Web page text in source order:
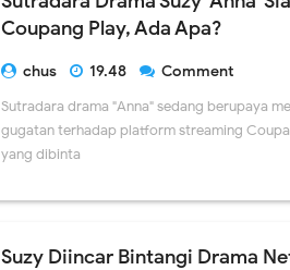
Coupang Play, Ada Apa?
chus 19.48
Comment
Sutradara drama "Anna" sedang berupaya
gugatan terhadap platform streaming
yang dibinta
Suzy Diincar Bintangi Drama